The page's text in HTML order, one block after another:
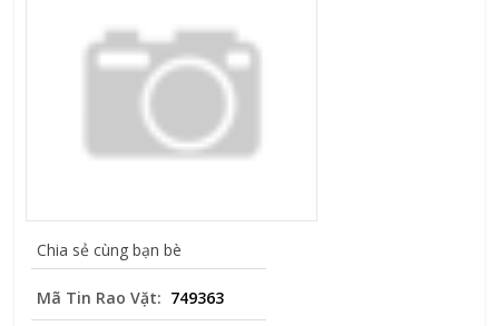
Chia sẻ cùng bạn bè
Mã Tin Rao Vặt: 749363